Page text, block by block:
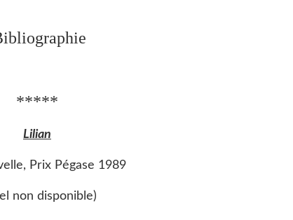
*****
Lilian
Prix Pégase 1989
non disponible)